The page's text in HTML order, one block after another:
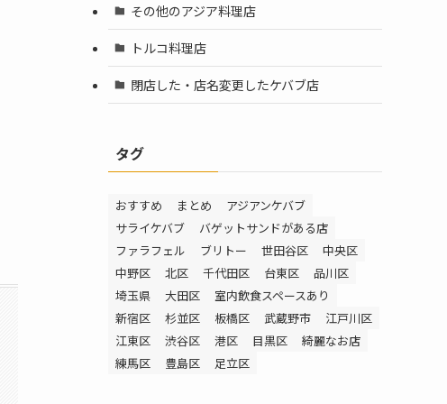
その他のアジア料理店
トルコ料理店
閉店した・店名変更したケバブ店
タグ
おすすめ まとめ
アジアンケバブ
サライケバブ
バゲットサンドがある店
ファラフェル
ブリトー 世田谷区
中央区
中野区
北区 千代田区 台東区
品川区
埼玉県
大田区
室内飲食スペースあり
新宿区
杉並区 板橋区 武蔵野市
江戸川区
江東区
渋谷区 港区 目黒区
綺麗なお店
練馬区
豊島区 足立区